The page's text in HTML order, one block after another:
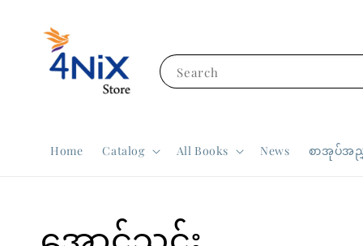
Search
Home Catalog All Books News စာအုပ်အ